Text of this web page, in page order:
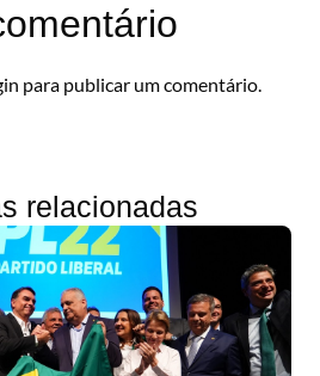
para publicar um comentário.
relacionadas